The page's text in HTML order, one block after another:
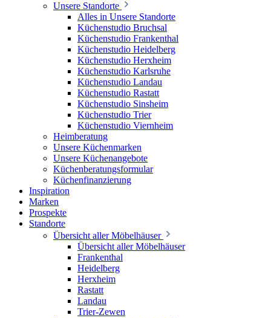
Unsere Standorte
Alles in Unsere Standorte
Küchenstudio Bruchsal
Küchenstudio Frankenthal
Küchenstudio Heidelberg
Küchenstudio Herxheim
Küchenstudio Karlsruhe
Küchenstudio Landau
Küchenstudio Rastatt
Küchenstudio Sinsheim
Küchenstudio Trier
Küchenstudio Viernheim
Heimberatung
Unsere Küchenmarken
Unsere Küchenangebote
Küchenberatungsformular
Küchenfinanzierung
Inspiration
Marken
Prospekte
Standorte
Übersicht aller Möbelhäuser
Übersicht aller Möbelhäuser
Frankenthal
Heidelberg
Herxheim
Rastatt
Landau
Trier-Zewen